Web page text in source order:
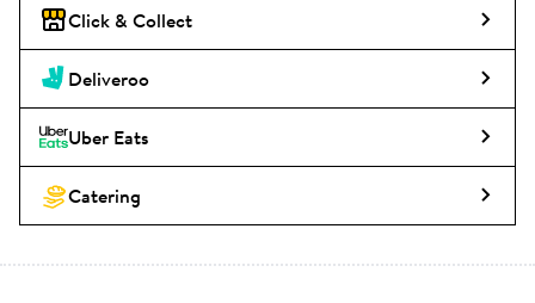
Click & Collect
Deliveroo
Uber Eats
Catering